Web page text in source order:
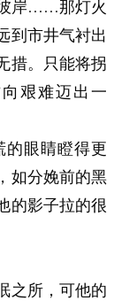
岸……那灯火
到市井气衬出
措。只能将拐
艰难迈出一
眼睛瞪得更
如分娩前的黑
的影子拉的很
之所，可他的